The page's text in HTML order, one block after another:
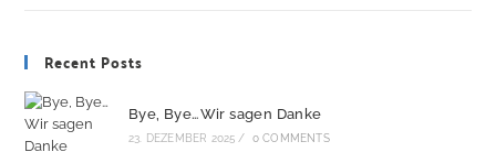
Recent Posts
Bye, Bye…Wir sagen Danke
23. DEZEMBER 2025 / 0 COMMENTS